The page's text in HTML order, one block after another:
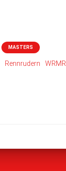
MASTERS
Rennrudern WRMR